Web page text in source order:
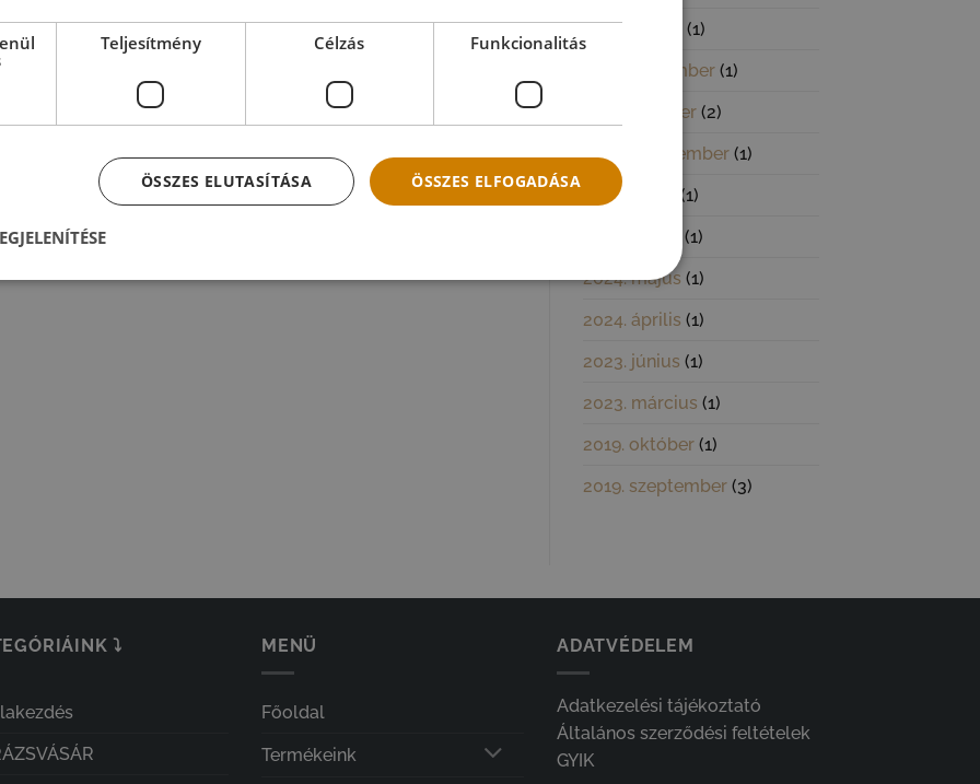
2025. január
(1)
2024. november(1)
2024. október(2)
2024. szeptember(1)
2024. július
(1)
(1)
2024. május (1)
2024. április (1)
2023. június (1)
2023. március (1)
2019. október(1)
2019. szeptember(3)
⤵ MENÜ
Főoldal
Termékeink
ADATVÉDELEM
Adatkezelési tájékoztató
Általános szerződési feltételek
GYIK
Teljesítmény Célzás Funkcionalitás
ÖSSZES ELFOGADÁSA
ÖSSZES ELUTASÍTÁSA